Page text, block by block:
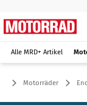
Alle MRD+ Artikel
Motorräder